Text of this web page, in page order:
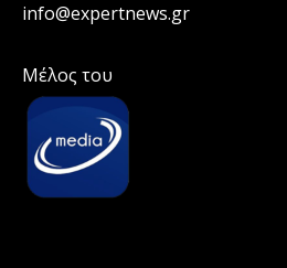
info@expertnews.gr
Μέλος του